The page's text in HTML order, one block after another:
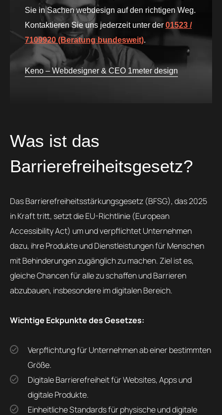
Sie in Sachen webdesign auf den richtigen Weg.
Kontaktieren Sie uns jederzeit unter der 01523 /
7109920 (Beratung bundesweit).
Keno – Webdesigner & CEO 1meter design
Was ist das
Barrierefreiheitsgesetz?
Das Barrierefreiheitsstärkungsgesetz (BFSG), das 2025
in Kraft tritt, setzt die EU-Richtlinie (European
Accessibility Act) um und verpflichtet Unternehmen
dazu, ihre Produkte und Dienstleistungen für Menschen
mit Behinderungen zugänglich zu machen. Ziel ist es,
gleiche Chancen für alle zu schaffen und Barrieren
abzubauen, insbesondere im digitalen Bereich.
Wichtige Eckpunkte des Gesetzes:
Verpflichtung für Unternehmen ab einer bestimmten
Größe.
Digitale Barrierefreiheit für Websites, Apps und
digitale Produkte.
Einheitliche Standards für physische und digitale